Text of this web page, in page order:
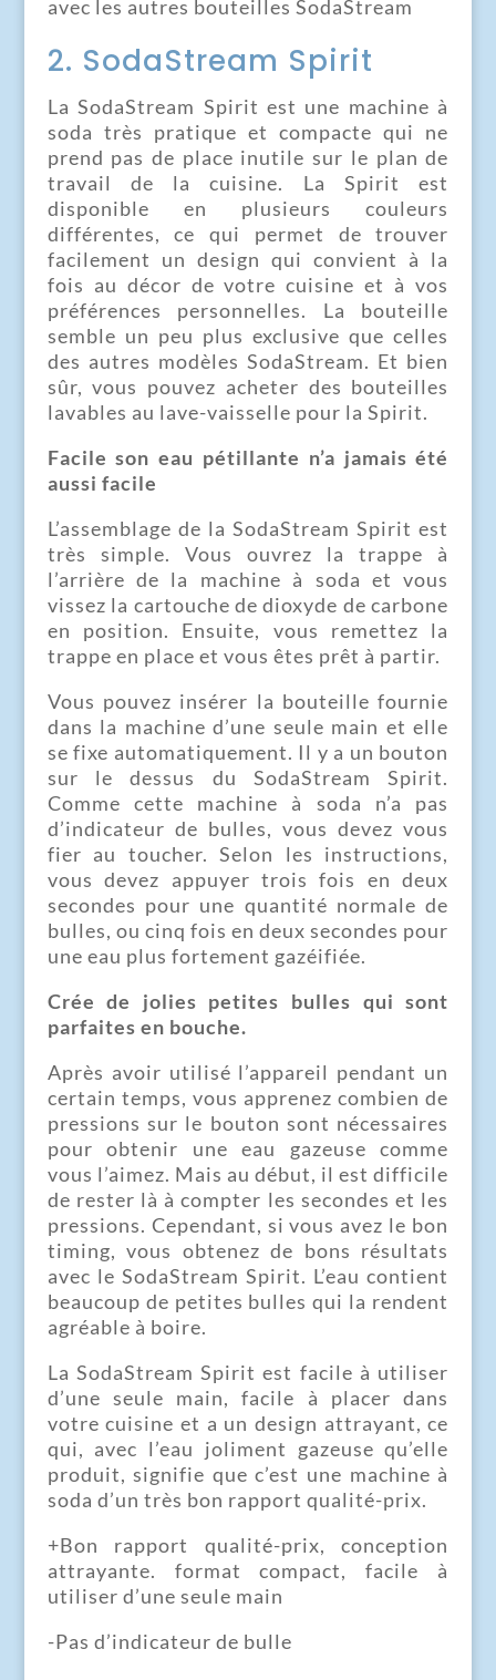
avec les autres bouteilles SodaStream
2. SodaStream Spirit
La SodaStream Spirit est une machine à
soda très pratique et compacte qui ne
prend pas de place inutile sur le plan de
travail de la cuisine. La Spirit est
disponible en plusieurs couleurs
différentes, ce qui permet de trouver
facilement un design qui convient à la
fois au décor de votre cuisine et à vos
préférences personnelles. La bouteille
semble un peu plus exclusive que celles
des autres modèles SodaStream. Et bien
sûr, vous pouvez acheter des bouteilles
lavables au lave-vaisselle pour la Spirit.
Facile son eau pétillante n’a jamais été
aussi facile
L’assemblage de la SodaStream Spirit est
très simple. Vous ouvrez la trappe à
l’arrière de la machine à soda et vous
vissez la cartouche de dioxyde de carbone
en position. Ensuite, vous remettez la
trappe en place et vous êtes prêt à partir.
Vous pouvez insérer la bouteille fournie
dans la machine d’une seule main et elle
se fixe automatiquement. Il y a un bouton
sur le dessus du SodaStream Spirit.
Comme cette machine à soda n’a pas
d’indicateur de bulles, vous devez vous
fier au toucher. Selon les instructions,
vous devez appuyer trois fois en deux
secondes pour une quantité normale de
bulles, ou cinq fois en deux secondes pour
une eau plus fortement gazéifiée.
Crée de jolies petites bulles qui sont
parfaites en bouche.
Après avoir utilisé l’appareil pendant un
certain temps, vous apprenez combien de
pressions sur le bouton sont nécessaires
pour obtenir une eau gazeuse comme
vous l’aimez. Mais au début, il est difficile
de rester là à compter les secondes et les
pressions. Cependant, si vous avez le bon
timing, vous obtenez de bons résultats
avec le SodaStream Spirit. L’eau contient
beaucoup de petites bulles qui la rendent
agréable à boire.
La SodaStream Spirit est facile à utiliser
d’une seule main, facile à placer dans
votre cuisine et a un design attrayant, ce
qui, avec l’eau joliment gazeuse qu’elle
produit, signifie que c’est une machine à
soda d’un très bon rapport qualité-prix.
+Bon rapport qualité-prix, conception
attrayante. format compact, facile à
utiliser d’une seule main
-Pas d’indicateur de bulle